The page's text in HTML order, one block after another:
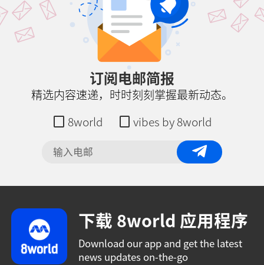
订阅电邮简报
精选内容速递，时时刻刻掌握最新动态。
8world
vibes by 8world
下载 8world 应用程序
Download our app and get the latest
news updates on-the-go